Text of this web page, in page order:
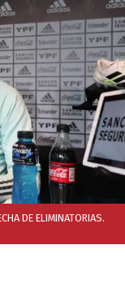
DE ELIMINATORIAS.